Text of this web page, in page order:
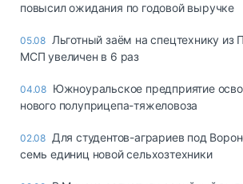
повысил ожидания по годовой выручке
05.08 Льготный заём на спецтехнику из
МСП увеличен в 6 раз
04.08 Южноуральское предприятие
нового полуприцепа-тяжеловоза
02.08 Для студентов-аграриев под
семь единиц новой сельхозтехники